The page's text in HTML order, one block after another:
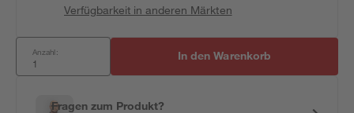
Verfügbarkeit in anderen Märkten
Anzahl: In den Warenkorb
Fragen zum Produkt?